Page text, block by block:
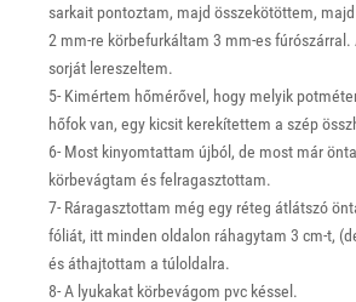
sarkait pontoztam, majd összekötöttem,
2 mm-re körbefurkáltam 3 mm-es fúrószárral.
sorját lereszeltem.
5- Kimértem hőmérővel, hogy melyik
hőfok van, egy kicsit kerekítettem a szép
6- Most kinyomtattam újból, de most már
körbevágtam és felragasztottam.
7- Ráragasztottam még egy réteg átlátszó
fóliát, itt minden oldalon ráhagytam 3 cm-t,
és áthajtottam a túloldalra.
8- A lyukakat körbevágom pvc késsel.